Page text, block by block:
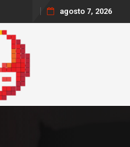
agosto 7, 2026